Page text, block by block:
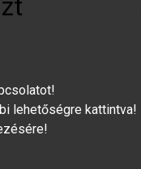
lehetőségre kattintva!